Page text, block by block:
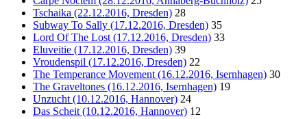
Tschaika (22.12.2016, Dresden) 28
Subway To Sally (17.12.2016, Dresden) 35
Lord Of The Lost (17.12.2016, Dresden) 33
Eluveitie (17.12.2016, Dresden) 39
Vroudenspil (17.12.2016, Dresden) 22
The Temperance Movement (16.12.2016, Isernhagen) 30
The Graveltones (16.12.2016, Isernhagen) 19
Unzucht (10.12.2016, Hannover) 24
Das Scheit (10.12.2016, Hannover) 12